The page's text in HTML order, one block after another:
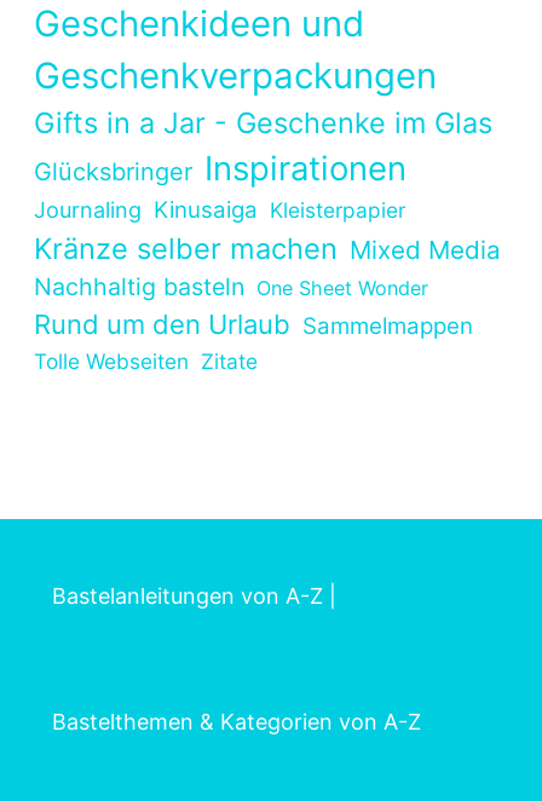
Geschenkideen und
Geschenkverpackungen
Gifts in a Jar - Geschenke im Glas
Glücksbringer Inspirationen
Journaling Kinusaiga Kleisterpapier
Kränze selber machen Mixed Media
Nachhaltig basteln One Sheet Wonder
Rund um den Urlaub Sammelmappen
Tolle Webseiten Zitate
Bastelanleitungen von A-Z
Bastelthemen & Kategorien von A-Z